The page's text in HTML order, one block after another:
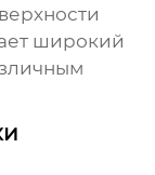
широкий